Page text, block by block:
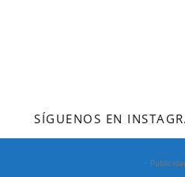
SÍGUENOS EN
-